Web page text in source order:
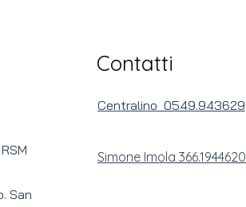
San
Contatti
Centralino 0549.943629
Simone Imola 366.1944620